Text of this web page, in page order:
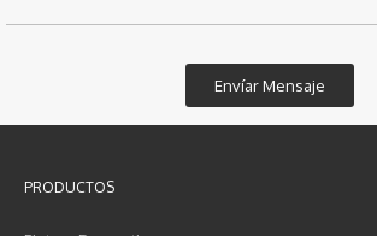
PRODUCTOS